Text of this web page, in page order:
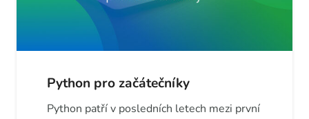
Python pro začátečníky
Python patří v posledních letech mezi první